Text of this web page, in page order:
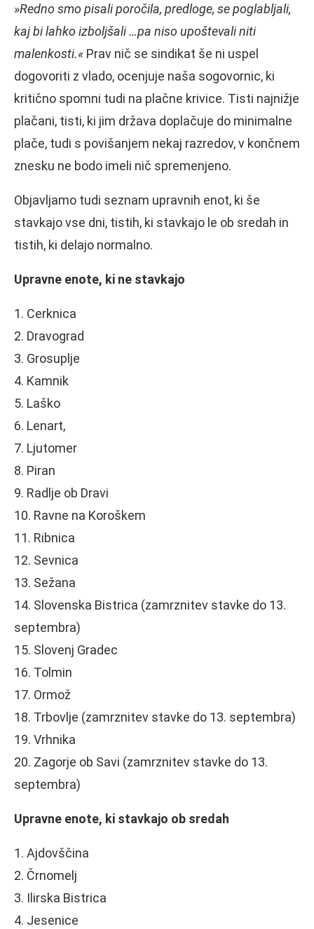
»Redno smo pisali poročila, predloge, se poglabljali,
kaj bi lahko izboljšali …pa niso upoštevali niti
malenkosti.« Prav nič se sindikat še ni uspel
dogovoriti z vlado, ocenjuje naša sogovornic, ki
kritično spomni tudi na plačne krivice. Tisti najnižje
plačani, tisti, ki jim država doplačuje do minimalne
plače, tudi s povišanjem nekaj razredov, v končnem
znesku ne bodo imeli nič spremenjeno.
Objavljamo tudi seznam upravnih enot, ki še
stavkajo vse dni, tistih, ki stavkajo le ob sredah in
tistih, ki delajo normalno.
Upravne enote, ki ne stavkajo
1. Cerknica
2. Dravograd
3. Grosuplje
4. Kamnik
5. Laško
6. Lenart,
7. Ljutomer
8. Piran
9. Radlje ob Dravi
10. Ravne na Koroškem
11. Ribnica
12. Sevnica
13. Sežana
14. Slovenska Bistrica (zamrznitev stavke do 13.
septembra)
15. Slovenj Gradec
16. Tolmin
17. Ormož
18. Trbovlje (zamrznitev stavke do 13. septembra)
19. Vrhnika
20. Zagorje ob Savi (zamrznitev stavke do 13.
septembra)
Upravne enote, ki stavkajo ob sredah
1. Ajdovščina
2. Črnomelj
3. Ilirska Bistrica
4. Jesenice